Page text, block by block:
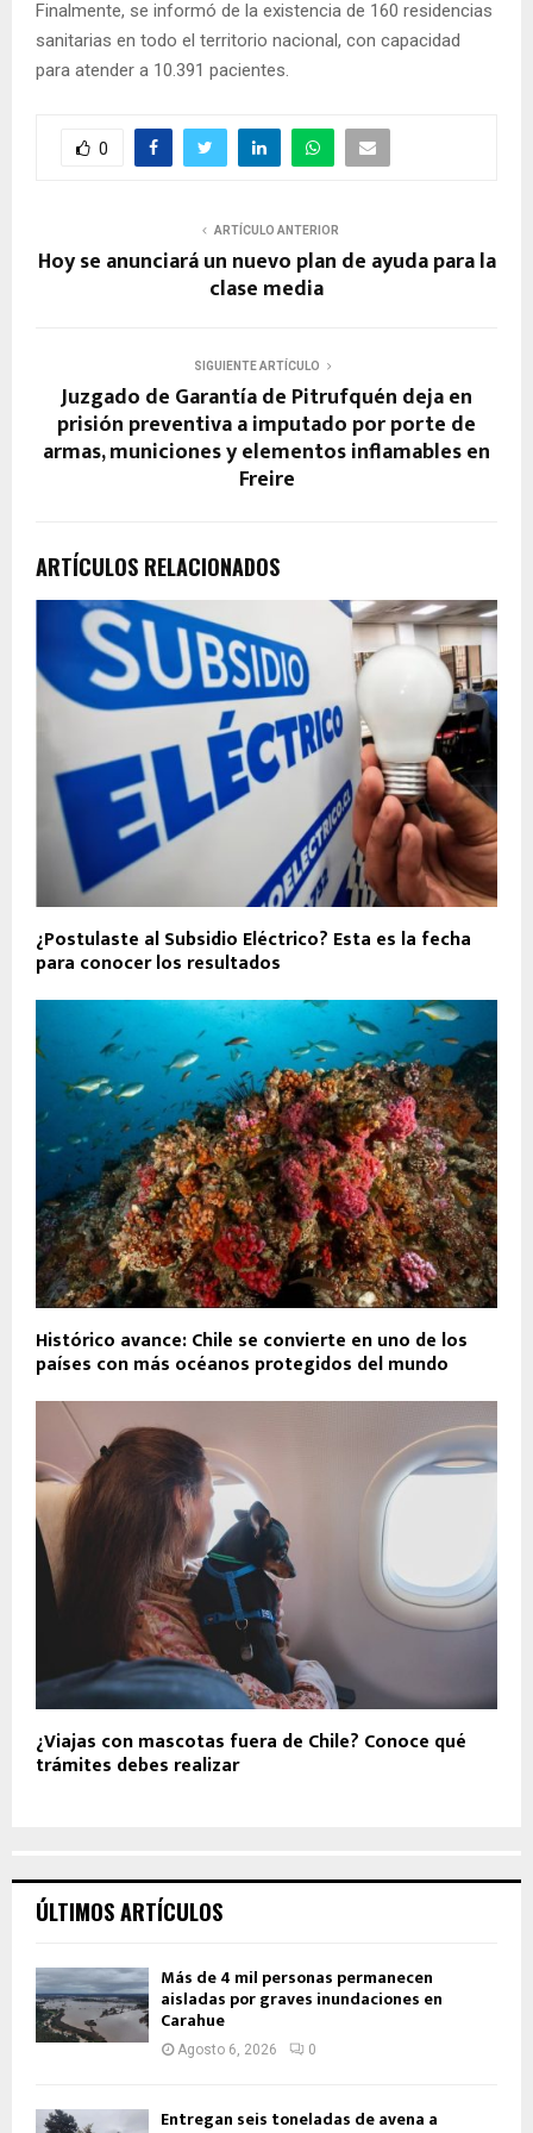
Finalmente, se informó de la existencia de 160 residencias
sanitarias en todo el territorio nacional, con capacidad
para atender a 10.391 pacientes.
0
ARTÍCULO ANTERIOR
Hoy se anunciará un nuevo plan de ayuda para la
clase media
SIGUIENTE ARTÍCULO
Juzgado de Garantía de Pitrufquén deja en
prisión preventiva a imputado por porte de
armas, municiones y elementos inflamables en
Freire
ARTÍCULOS RELACIONADOS
¿Postulaste al Subsidio Eléctrico? Esta es la fecha
para conocer los resultados
Histórico avance: Chile se convierte en uno de los
países con más océanos protegidos del mundo
¿Viajas con mascotas fuera de Chile? Conoce qué
trámites debes realizar
ÚLTIMOS ARTÍCULOS
Más de 4 mil personas permanecen
aisladas por graves inundaciones en
Carahue
Agosto 6, 2026 0
Entregan seis toneladas de avena a